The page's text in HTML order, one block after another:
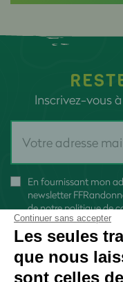
Inscrivez-vous
En fournissant mon
newsletter
denotre politique de
Continuer sans accepter
Les seules
que nous
sont celles